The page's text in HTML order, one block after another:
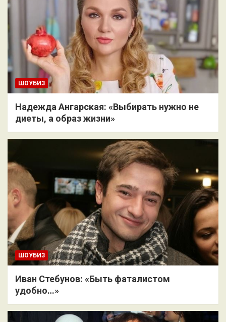
ШОУБИЗ
Надежда Ангарская: «Выбирать нужно не
диеты, а образ жизни»
ШОУБИЗ
Иван Стебунов: «Быть фаталистом
удобно…»